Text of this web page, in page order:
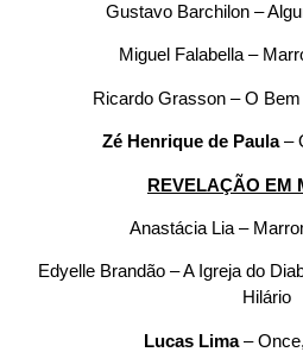
Gustavo Barchilon –
Miguel Falabella –
Ricardo Grasson – O
Zé Henrique de Paula–
REVELAÇÃO EM
Anastácia Lia –
Edyelle Brandão – A Igreja do
Hilário
Lucas Lima–